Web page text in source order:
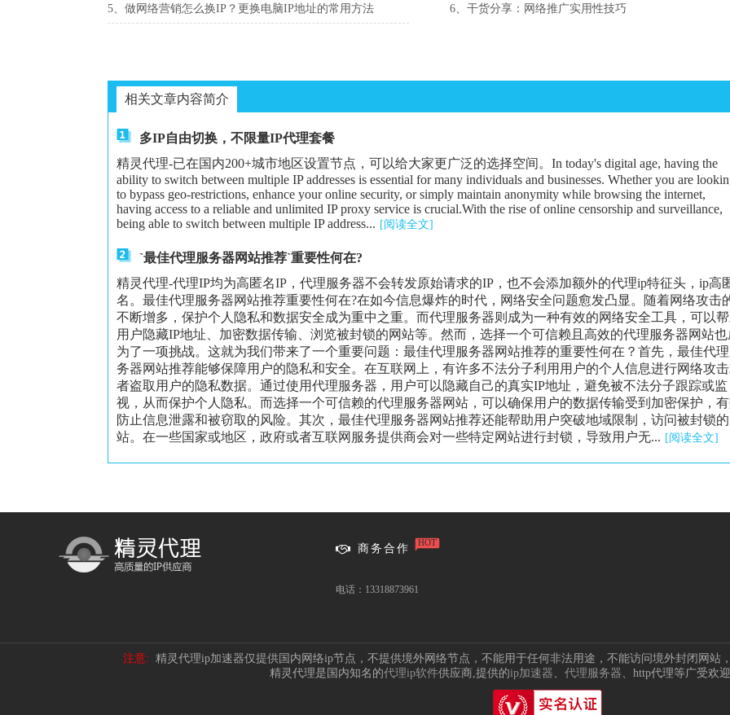
5、做网络营销怎么换IP？更换电脑IP地址的常用方法 6、干货分享：网络推广实用性技巧
相关文章内容简介
多IP自由切换，不限量IP代理套餐
精灵代理-已在国内200+城市地区设置节点，可以给大家更广泛的选择空间。In today's digital age, having the
ability to switch between multiple IP addresses is essential for many individuals and businesses. Whether you are
to bypass geo-restrictions, enhance your online security, or simply maintain anonymity while browsing the internet,
having access to a reliable and unlimited IP proxy service is crucial.With the rise of online censorship and surveillance,
being able to switch between multiple IP address... [阅读全文]
`最佳代理服务器网站推荐`重要性何在?
精灵代理-代理IP均为高匿名IP，代理服务器不会转发原始请求的IP，也不会添加额外的代理ip特征头，ip高
名。最佳代理服务器网站推荐重要性何在?在如今信息爆炸的时代，网络安全问题愈发凸显。随着网络攻击
不断增多，保护个人隐私和数据安全成为重中之重。而代理服务器则成为一种有效的网络安全工具，可以
用户隐藏IP地址、加密数据传输、浏览被封锁的网站等。然而，选择一个可信赖且高效的代理服务器网站也
为了一项挑战。这就为我们带来了一个重要问题：最佳代理服务器网站推荐的重要性何在？首先，最佳代理
务器网站推荐能够保障用户的隐私和安全。在互联网上，有许多不法分子利用用户的个人信息进行网络攻
者盗取用户的隐私数据。通过使用代理服务器，用户可以隐藏自己的真实IP地址，避免被不法分子跟踪或监
视，从而保护个人隐私。而选择一个可信赖的代理服务器网站，可以确保用户的数据传输受到加密保护，
防止信息泄露和被窃取的风险。其次，最佳代理服务器网站推荐还能帮助用户突破地域限制，访问被封锁的
站。在一些国家或地区，政府或者互联网服务提供商会对一些特定网站进行封锁，导致用户无... [阅读全文]
商务合作 HOT
电话：13318873961
注意: 精灵代理ip加速器仅提供国内网络ip节点，不提供境外网络节点，不能用于任何非法用途，不能访问境外封闭网站
精灵代理是国内知名的代理ip软件供应商,提供的ip加速器 、 代理服务器 、http代理等广受欢